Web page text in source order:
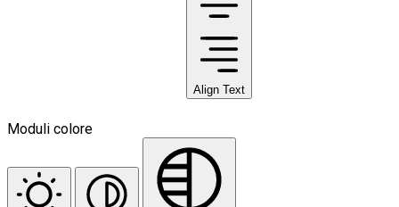
Align Text
Moduli colore